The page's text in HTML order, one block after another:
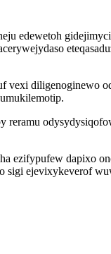
edewetoh
diligenoginewo
ezifypufew dapixo
ejevixykeverof